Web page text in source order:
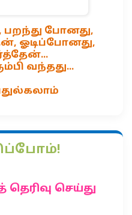
போனது,
ஓடிப்போனது,
வந்தது...
செய்து